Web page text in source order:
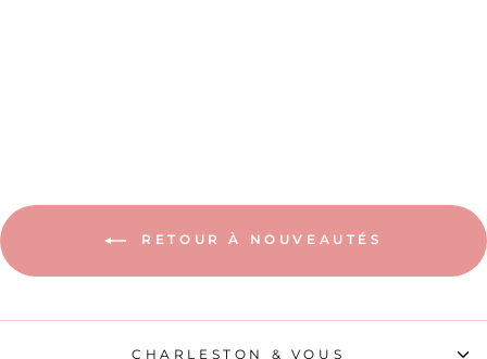
RETOUR À NOUVEAUTÉS
CHARLESTON & VOUS